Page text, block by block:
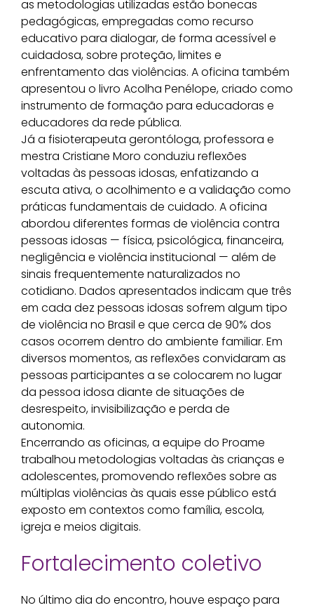
as metodologias utilizadas estão bonecas
pedagógicas, empregadas como recurso
educativo para dialogar, de forma acessível e
cuidadosa, sobre proteção, limites e
enfrentamento das violências. A oficina também
apresentou o livro Acolha Penélope, criado como
instrumento de formação para educadoras e
educadores da rede pública.
Já a fisioterapeuta gerontóloga, professora e
mestra Cristiane Moro conduziu reflexões
voltadas às pessoas idosas, enfatizando a
escuta ativa, o acolhimento e a validação como
práticas fundamentais de cuidado. A oficina
abordou diferentes formas de violência contra
pessoas idosas — física, psicológica, financeira,
negligência e violência institucional — além de
sinais frequentemente naturalizados no
cotidiano. Dados apresentados indicam que três
em cada dez pessoas idosas sofrem algum tipo
de violência no Brasil e que cerca de 90% dos
casos ocorrem dentro do ambiente familiar. Em
diversos momentos, as reflexões convidaram as
pessoas participantes a se colocarem no lugar
da pessoa idosa diante de situações de
desrespeito, invisibilização e perda de
autonomia.
Encerrando as oficinas, a equipe do Proame
trabalhou metodologias voltadas às crianças e
adolescentes, promovendo reflexões sobre as
múltiplas violências às quais esse público está
exposto em contextos como família, escola,
igreja e meios digitais.
Fortalecimento coletivo
No último dia do encontro, houve espaço para